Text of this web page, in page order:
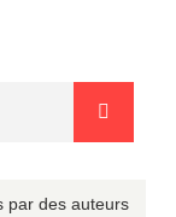
par des auteurs